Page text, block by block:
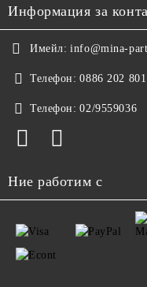
Информация за
Имейл: info@mina-
Телефон: 0886 202 801
Телефон: 02/9559036
Ние работим с